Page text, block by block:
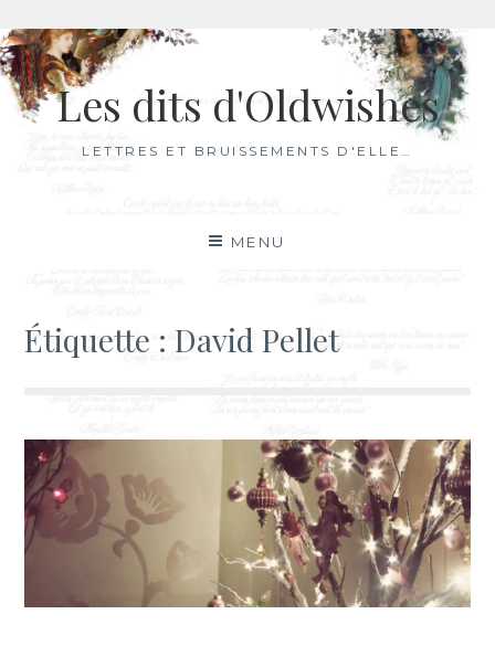
Aller
au
contenuLes dits d'Oldwishes
LETTRES ET BRUISSEMENTS D'ELLE…
MENU
Étiquette :David Pellet